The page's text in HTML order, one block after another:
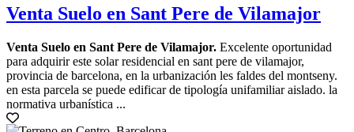
Venta Suelo en Sant Pere de Vilamajor
Venta Suelo en Sant Pere de Vilamajor. Excelente oportunidad
para adquirir este solar residencial en sant pere de vilamajor,
provincia de barcelona, en la urbanización les faldes del montseny.
en esta parcela se puede edificar de tipología unifamiliar aislado. la
normativa urbanística ...